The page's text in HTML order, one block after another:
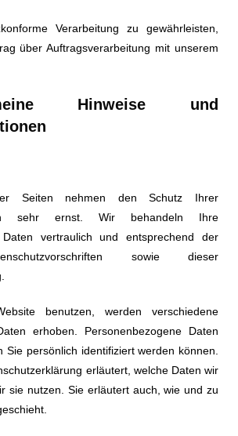
Verarbeitung zu gewährleisten,
über Auftragsverarbeitung mit unserem
Hinweise und
Seiten nehmen den Schutz Ihrer
sehr ernst. Wir behandeln Ihre
Daten vertraulich und entsprechend der
sowie dieser
benutzen, werden verschiedene
erhoben. Personenbezogene Daten
Sie persönlich identifiziert werden können.
erläutert, welche Daten wir
sie nutzen. Sie erläutert auch, wie und zu